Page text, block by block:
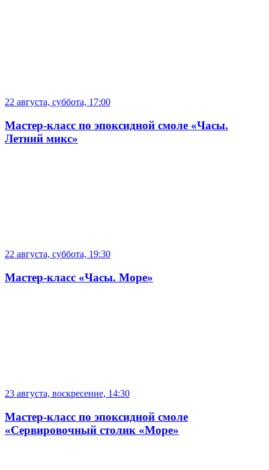
22 августа, суббота, 17:00
Мастер-класс по эпоксидной смоле «Часы.
Летний микс»
22 августа, суббота, 19:30
Мастер-класс «Часы. Море»
23 августа, воскресение, 14:30
Мастер-класс по эпоксидной смоле
«Сервировочный столик «Море»